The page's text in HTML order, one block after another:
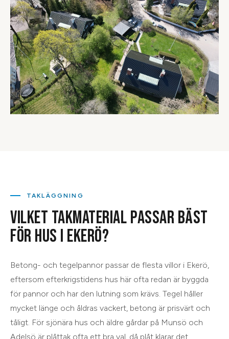
TAKLÄGGNING
VILKET TAKMATERIAL PASSAR BÄST
FÖR HUS I EKERÖ?
Betong- och tegelpannor passar de flesta villor i Ekerö,
eftersom efterkrigstidens hus här ofta redan är byggda
för pannor och har den lutning som krävs. Tegel håller
mycket länge och åldras vackert, betong är prisvärt och
tåligt. För sjönära hus och äldre gårdar på Munsö och
Adelsö är plåttak ofta ett bra val, då plåt klarar det